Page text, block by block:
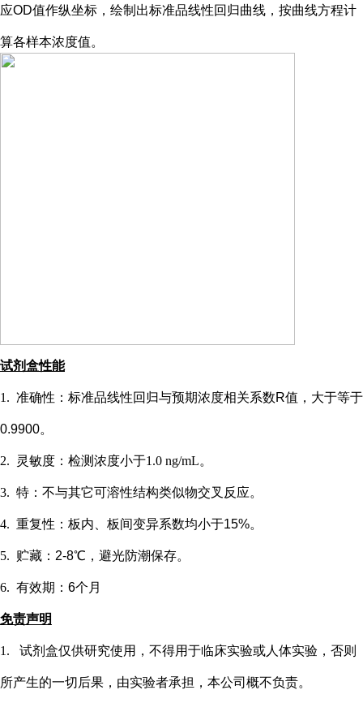
应OD值作纵坐标，绘制出标准品线性回归曲线，按曲线方程计
算各样本浓度值。
试剂盒性能
1. 准确性：标准品线性回归与预期浓度相关系数R值，大于等于
0.9900。
2. 灵敏度：检测浓度小于1.0 ng/mL。
3. 特：不与其它可溶性结构类似物交叉反应。
4. 重复性：板内、板间变异系数均小于15%。
5. 贮藏： 2-8℃，避光防潮保存。
6. 有效期： 6个月
免责声明
1. 试剂盒仅供研究使用，不得用于临床实验或人 体实验，否则
所产生的一切后果，由实验者承担，本公司概不负责。